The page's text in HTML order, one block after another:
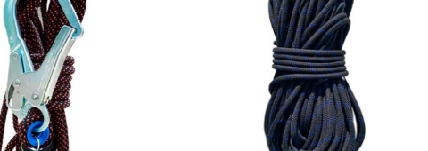
Características de la cuerda para trabajo en alturas |
¿Cuáles son las diferencias entre una línea de vida y una cuerda
Carácterísticas Cuerda certificada para trabajo en alturas de
Diametro de 11 milímetros.
Largor de 100 metros.